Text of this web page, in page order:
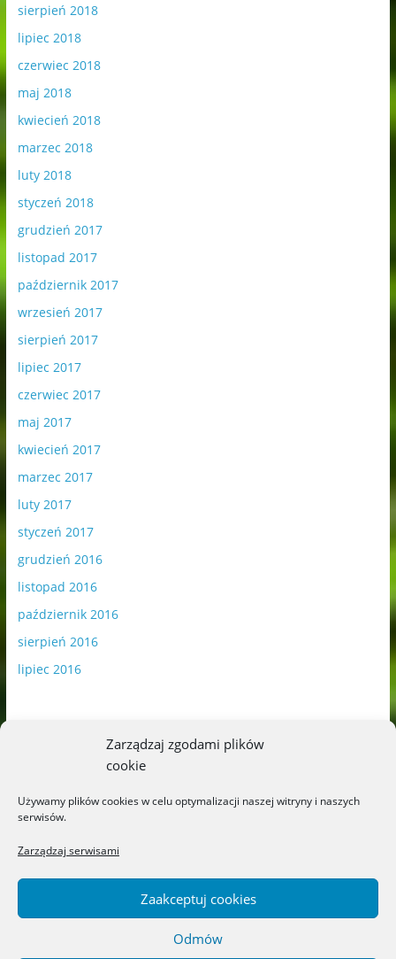
Zarządzaj zgodami plików
cookie
Używamy plików cookies w celu optymalizacji naszej witryny i naszych
serwisów.
Zarządzaj serwisami
Zaakceptuj cookies
Odmów
sierpień 2018
lipiec 2018
czerwiec 2018
maj 2018
kwiecień 2018
marzec 2018
luty 2018
styczeń 2018
grudzień 2017
listopad 2017
październik 2017
wrzesień 2017
sierpień 2017
lipiec 2017
czerwiec 2017
maj 2017
kwiecień 2017
marzec 2017
luty 2017
styczeń 2017
grudzień 2016
listopad 2016
październik 2016
sierpień 2016
lipiec 2016
Blog o książkach dla dzieci i młodzieży –